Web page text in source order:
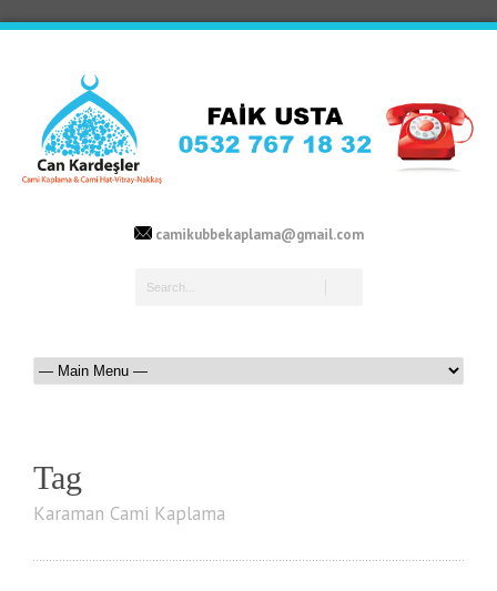
camikubbekaplama@gmail.com
Tag
Karaman Cami Kaplama